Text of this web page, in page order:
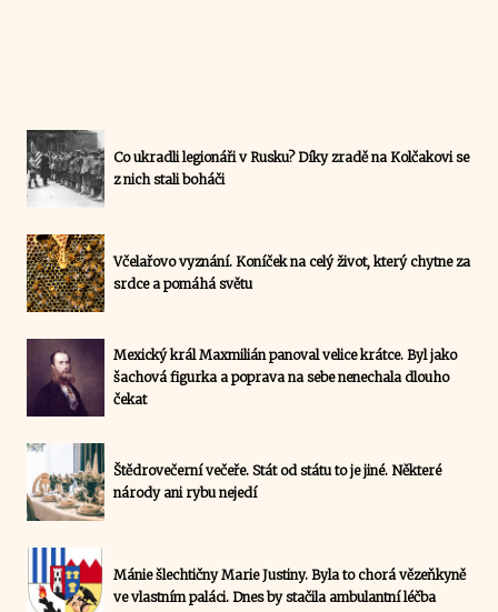
Co ukradli legionáři v Rusku? Díky zradě na Kolčakovi se
z nich stali boháči
Včelařovo vyznání. Koníček na celý život, který chytne za
srdce a pomáhá světu
Mexický král Maxmilián panoval velice krátce. Byl jako
šachová figurka a poprava na sebe nenechala dlouho
čekat
Štědrovečerní večeře. Stát od státu to je jiné. Některé
národy ani rybu nejedí
Mánie šlechtičny Marie Justiny. Byla to chorá vězeňkyně
ve vlastním paláci. Dnes by stačila ambulantní léčba